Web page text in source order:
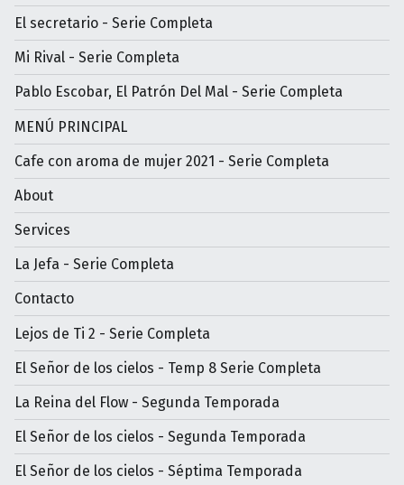
El secretario - Serie Completa
Mi Rival - Serie Completa
Pablo Escobar, El Patrón Del Mal - Serie Completa
MENÚ PRINCIPAL
Cafe con aroma de mujer 2021 - Serie Completa
About
Services
La Jefa - Serie Completa
Contacto
Lejos de Ti 2 - Serie Completa
El Señor de los cielos - Temp 8 Serie Completa
La Reina del Flow - Segunda Temporada
El Señor de los cielos - Segunda Temporada
El Señor de los cielos - Séptima Temporada